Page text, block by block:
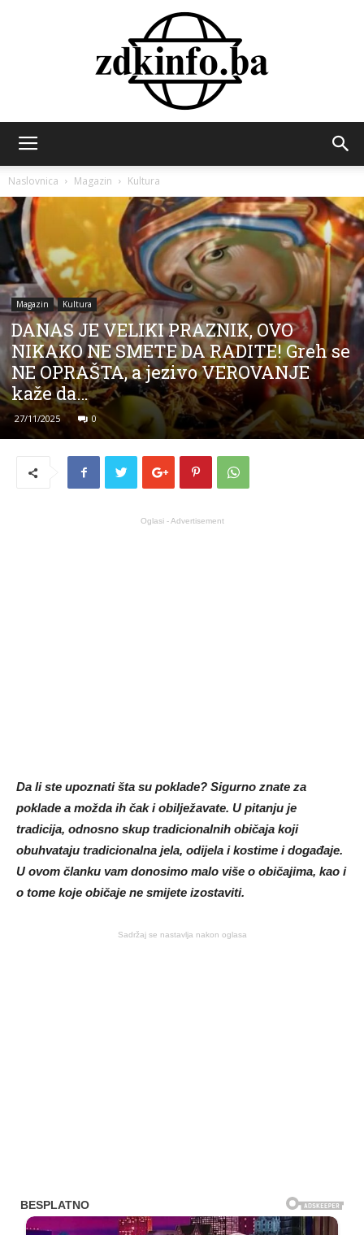
INFO
Naslovnica Magazin Kultura
Magazin Kultura
DANAS JE VELIKI PRAZNIK, OVO
NIKAKO NE SMETE DA RADITE! Greh se
NE OPRAŠTA, a jezivo VEROVANJE
kaže da…
27/11/2025 0
Oglasi - Advertisement
Da li ste upoznati šta su poklade? Sigurno znate za
poklade a možda ih čak i obilježavate. U pitanju je
tradicija, odnosno skup tradicionalnih običaja koji
obuhvataju tradicionalna jela, odijela i kostime i događaje.
U ovom članku vam donosimo malo više o običajima, kao i
o tome koje običaje ne smijete izostaviti.
Sadržaj se nastavlja nakon oglasa